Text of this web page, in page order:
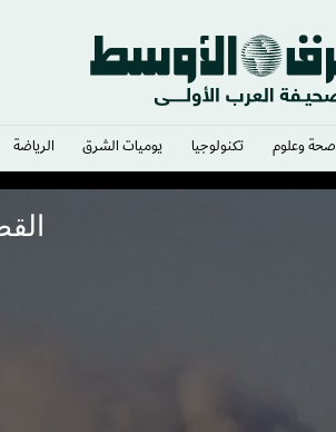
صحة وعلوم تكنولوجيا يوميات الشرق​ الرياضة